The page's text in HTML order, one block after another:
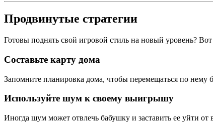
Продвинутые стратегии
Готовы поднять свой игровой стиль на новый уровень?
Составьте карту дома
Запомните планировка дома, чтобы перемещаться по нему
Используйте шум к своему выигрышу
Иногда шум может отвлечь бабушку и заставить ее уйти